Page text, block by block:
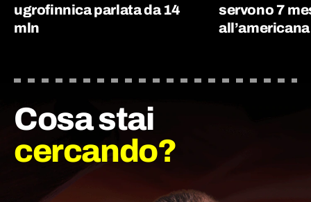
ugrofinnica parlata da 14
mln
servono 7
all’americana
Cosa stai
cercando?